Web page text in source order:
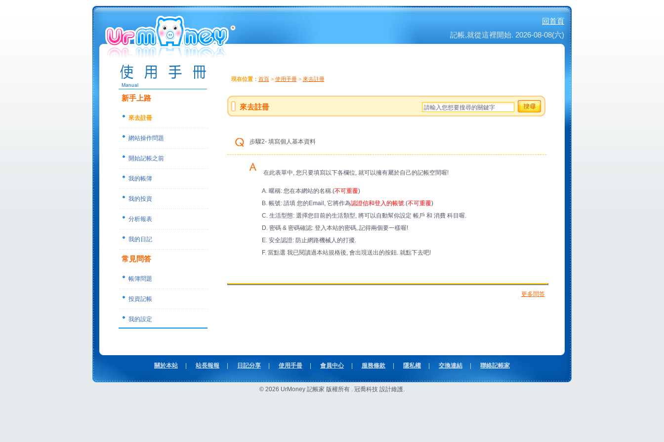
回首頁
記帳,就從這裡開始. 2026-08-08(六)
新手上路
來去註冊
網站操作問題
開始記帳之前
我的帳簿
我的投資
分析報表
我的日記
常見問答
帳簿問題
投資記帳
我的設定
現在位置： 首頁> 使用手冊> 來去註冊
來去註冊
步驟2- 填寫個人基本資料
在此表單中, 您只要填寫以下各欄位, 就可以擁有屬於自己的記帳空間喔!
A. 暱稱: 您在本網站的名稱.(不可重覆)
B. 帳號: 請填 您的Email, 它將作為認證信和登入的帳號.(不可重覆)
C. 生活型態: 選擇您目前的生活類型, 將可以自動幫你設定 帳戶 和 消費 科目喔.
D. 密碼 & 密碼確認: 登入本站的密碼,.記得兩個要一樣喔!
E. 安全認證: 防止網路機械人的打擾.
F. 當點選 我已閱讀過本站規格後, 會出現送出的按鈕. 就點下去吧!
更多問答
關於本站 站長報報 日記分享 使用手冊 會員中心 服務條款 隱私權 交換連結 聯絡記帳家
© 2026 UrMoney 記帳家 版權所有 . 冠喬科技 設計維護.